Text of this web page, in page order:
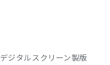
デジタルスクリーン製版